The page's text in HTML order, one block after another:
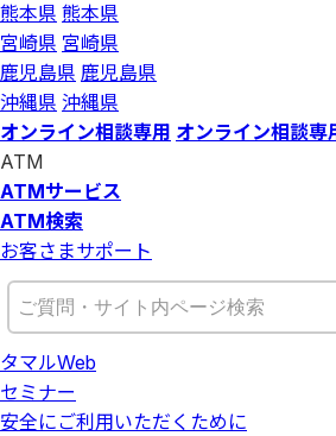
熊本県 熊本県
宮崎県 宮崎県
鹿児島県 鹿児島県
沖縄県 沖縄県
オンライン相談専用 オンライン相談専
ATM
ATMサービス
ATM検索
お客さまサポート
タマルWeb
セミナー
安全にご利用いただくために